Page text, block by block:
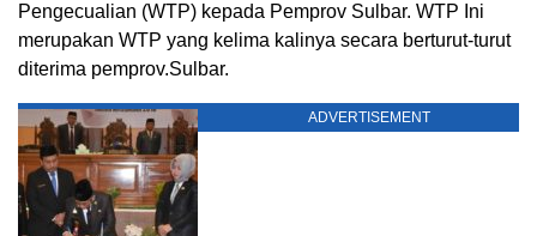
Pengecualian (WTP) kepada Pemprov Sulbar. WTP Ini
merupakan WTP yang kelima kalinya secara berturut-turut
diterima pemprov.Sulbar.
ADVERTISEMENT